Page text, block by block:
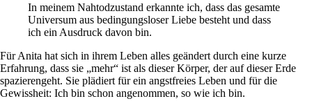
In meinem Nahtodzustand erkannte ich, dass das gesamte
Universum aus bedingungsloser Liebe besteht und dass
ich ein Ausdruck davon bin.
Für Anita hat sich in ihrem Leben alles geändert durch eine kurze
Erfahrung, dass sie „mehr“ ist als dieser Körper, der auf dieser Erde
spazierengeht. Sie plädiert für ein angstfreies Leben und für die
Gewissheit: Ich bin schon angenommen, so wie ich bin.